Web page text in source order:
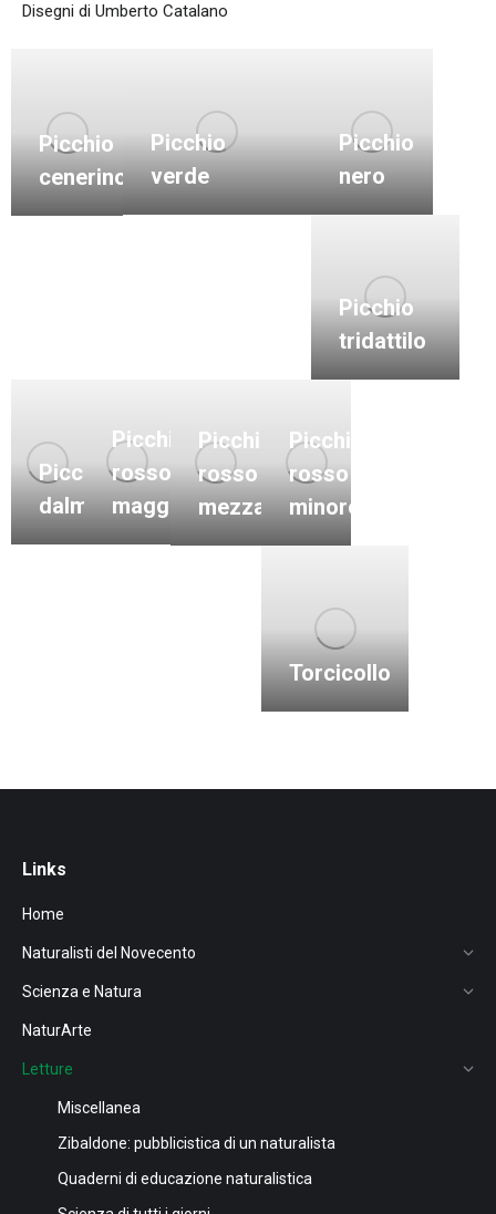
Disegni di Umberto Catalano
Picchio
cenerino
Picchio
verde
Picchio
nero
Picchio
tridattilo
Picchio
dalmatino
Picchio
rosso
maggiore
Picchio
rosso
mezzano
Picchio
rosso
minore
Torcicollo
Links
Home
Naturalisti del Novecento
Scienza e Natura
NaturArte
Letture
Miscellanea
Zibaldone: pubblicistica di un naturalista
Quaderni di educazione naturalistica